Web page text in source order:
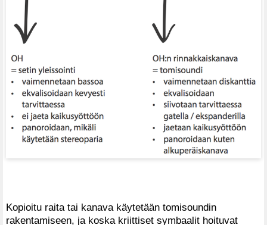
Kopioitu raita tai kanava käytetään tomisoundin
rakentamiseen, ja koska kriittiset symbaalit hoituvat